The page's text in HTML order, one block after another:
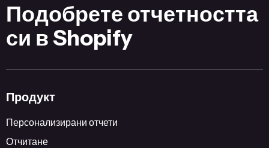
Подобрете отчетността
си в Shopify
Продукт
Персонализирани отчети
Отчитане